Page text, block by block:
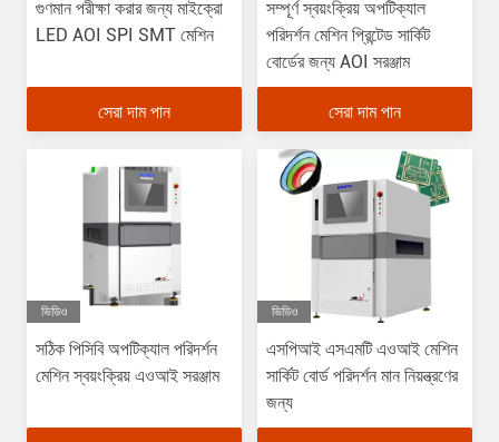
গুণমান পরীক্ষা করার জন্য মাইক্রো
LED AOI SPI SMT মেশিন
সেরা দাম পান
সম্পূর্ণ স্বয়ংক্রিয় অপটিক্যাল
পরিদর্শন মেশিন প্রিন্টেড সার্কিট
বোর্ডের জন্য AOI সরঞ্জাম
সেরা দাম পান
ভিডিও
সঠিক পিসিবি অপটিক্যাল পরিদর্শন
মেশিন স্বয়ংক্রিয় এওআই সরঞ্জাম
ভিডিও
এসপিআই এসএমটি এওআই মেশিন
সার্কিট বোর্ড পরিদর্শন মান নিয়ন্ত্রণের
জন্য